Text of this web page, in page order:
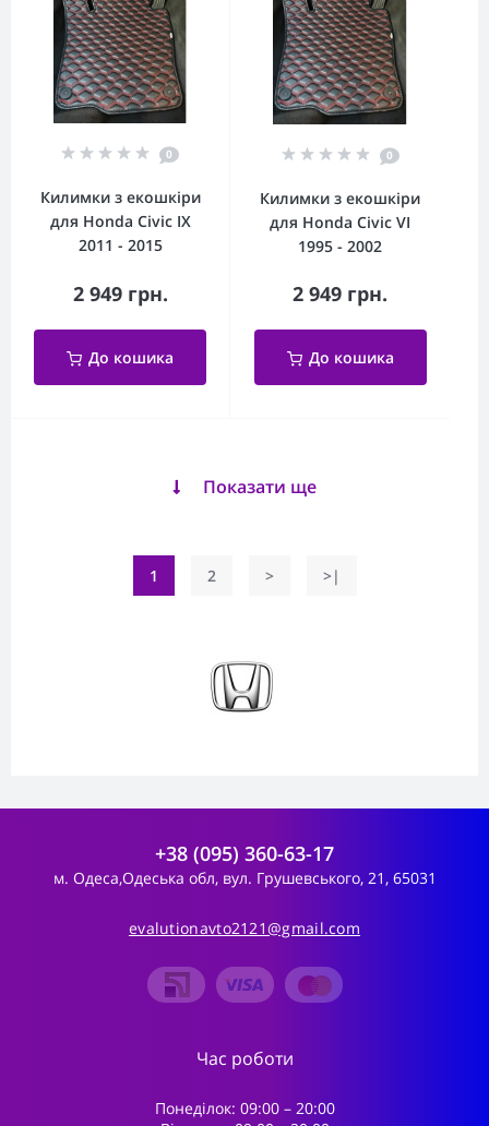
0
Килимки з екошкіри
для Honda Civic IX
2011 - 2015
2 949 грн.
До кошика
0
Килимки з екошкіри
для Honda Civic VI
1995 - 2002
2 949 грн.
До кошика
Показати ще
1 2 > >|
+38 (095) 360-63-17
м. Одеса,Одеська обл, вул. Грушевського, 21, 65031
evalutionavto2121@gmail.com
Час роботи
Понеділок: 09:00 – 20:00